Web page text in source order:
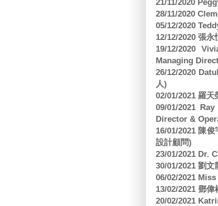
21/11/2020
28/11/2020
05/12/2020
12/12/2020 張
19/12/2020
Managing
26/12/2020
人)
02/01/2021 羅
09/01/2021
Director &
16/01/2021 陳
設計顧問)
23/01/2021 Dr.
30/01/2021 劉
06/02/2021
13/02/2021 鄧
20/02/2021